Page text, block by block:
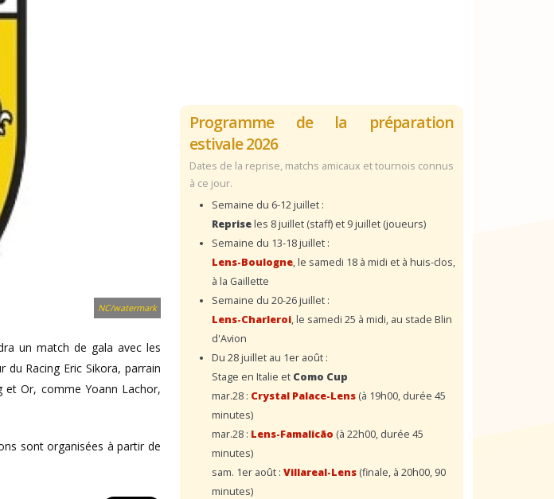
NC/watermark
un match de gala avec les
du Racing Eric Sikora, parrain
et Or, comme Yoann Lachor,
sont organisées à partir de
Programme de la préparation
estivale 2026
Dates de la reprise, matchs amicaux et tournois connus
à ce jour.
Semaine du 6-12 juillet :
Repriseles 8 juillet (staff) et 9 juillet (joueurs)
Semaine du 13-18 juillet :
Lens-Boulogne, le samedi 18 à midi et à huis-clos,
à la Gaillette
Semaine du 20-26 juillet :
Lens-Charleroi, le samedi 25 à midi, au stade Blin
d'Avion
Du 28 juillet au 1er août :
Stage en Italie et Como Cup
mar.28 : Crystal Palace-Lens (à 19h00, durée 45
minutes)
mar.28 : Lens-Famalicão (à 22h00, durée 45
minutes)
sam. 1er août : Villareal-Lens (finale, à 20h00, 90
minutes)